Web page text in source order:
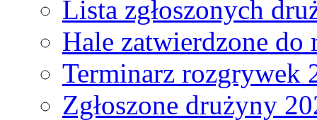
Lista zgłoszonych
Hale zatwierdzone do
Terminarz rozgrywek
Zgłoszone drużyny